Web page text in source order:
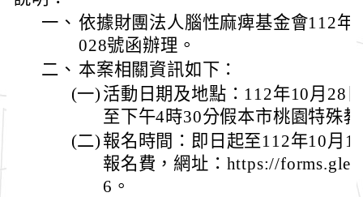
一、 依據財團法人腦性麻痺基金會112年
028號函辦理。
二、 本案相關資訊如下：
(一) 活動日期及地點：112年10月28
至下午4時30分假本市桃園特殊
(二) 報名時間：即日起至112年10月
報名費，網址：https://
6。